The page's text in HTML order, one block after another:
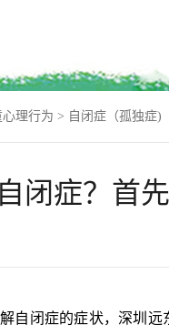
心理行为 > 自闭症（孤独症)
闭症？首
闭症的症状，深圳远